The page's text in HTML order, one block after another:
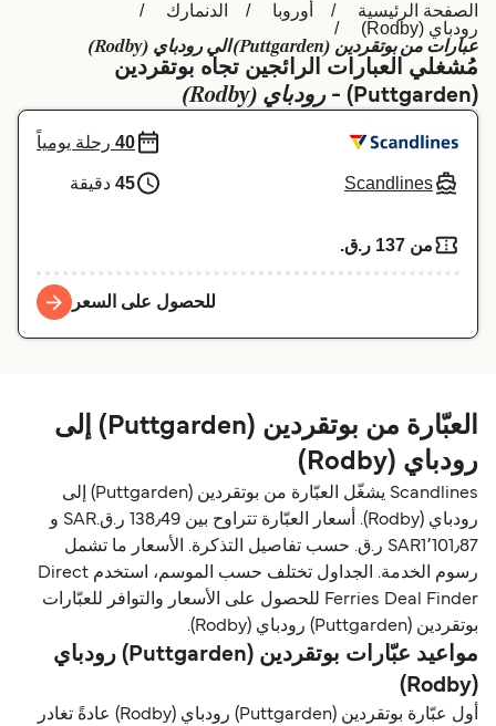
Belgique (FR)
Polska
Deutschland
Schweiz (DE)
Norge
Україна
Indonesia
Maroc (FR)
الصفحة الرئيسية أوروبا
الدنمارك
رودباي (Rodby)
عبارات من بوتقردين (Puttgarden) الي رودباي (Rodby)
مُشغلي العبارات الرائجين تجاه بوتقردين
(Puttgarden) -
رودباي (Rodby)
Scandlines
40 رحلة يومياً
45 دقيقة
من 137 ر.ق.‏
للحصول على السعر
العبّارة من بوتقردين (Puttgarden) إلى
رودباي (Rodby)
Scandlines يشغّل العبّارة من بوتقردين (Puttgarden) إلى
رودباي (Rodby). أسعار العبّارة تتراوح بين 138٫49 ر.ق.‏SAR و
SAR1٬101٫87 ر.ق.‏ حسب تفاصيل التذكرة. الأسعار ما تشمل
رسوم الخدمة. الجداول تختلف حسب الموسم، استخدم Direct
Ferries Deal Finder للحصول على الأسعار والتوافر للعبّارات
بوتقردين (Puttgarden) رودباي (Rodby).
مواعيد عبّارات بوتقردين (Puttgarden) رودباي
(Rodby)
أول عبّارة بوتقردين (Puttgarden) رودباي (Rodby) عادةً تغادر